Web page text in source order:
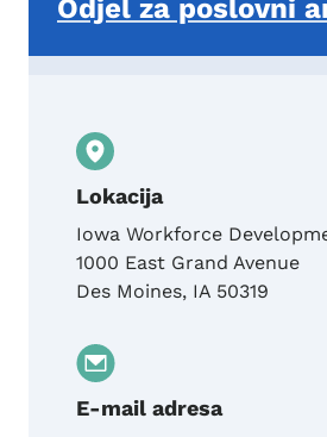
Odjel za poslovni
Lokacija
Iowa Workforce
1000 East Grand Avenue
Des Moines, IA 50319
E-mail adresa